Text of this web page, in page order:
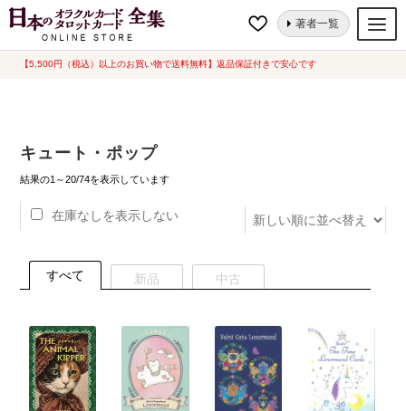
【5,500円（税込）以上のお買い物で送料無料】返品保証付きで安心です
ナ
コ
著者一覧
オラクルカード
ルノルマンカード
トランプ
セット
希少品
書籍
カード関連グッズ
ホーム ルノルマンカード・コーヒーカード キュート・ポップ
キュート・ポップ
結果の1～20/74を表示しています新
順
在庫なしを表示しない
すべて 新品 中古